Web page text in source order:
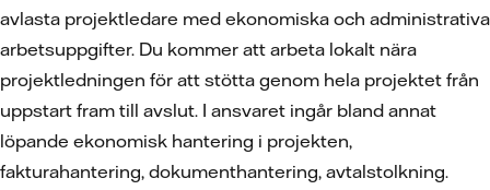
avlasta projektledare med ekonomiska och administrativa
arbetsuppgifter. Du kommer att arbeta lokalt nära
projektledningen för att stötta genom hela projektet från
uppstart fram till avslut. I ansvaret ingår bland annat
löpande ekonomisk hantering i projekten,
fakturahantering, dokumenthantering, avtalstolkning.